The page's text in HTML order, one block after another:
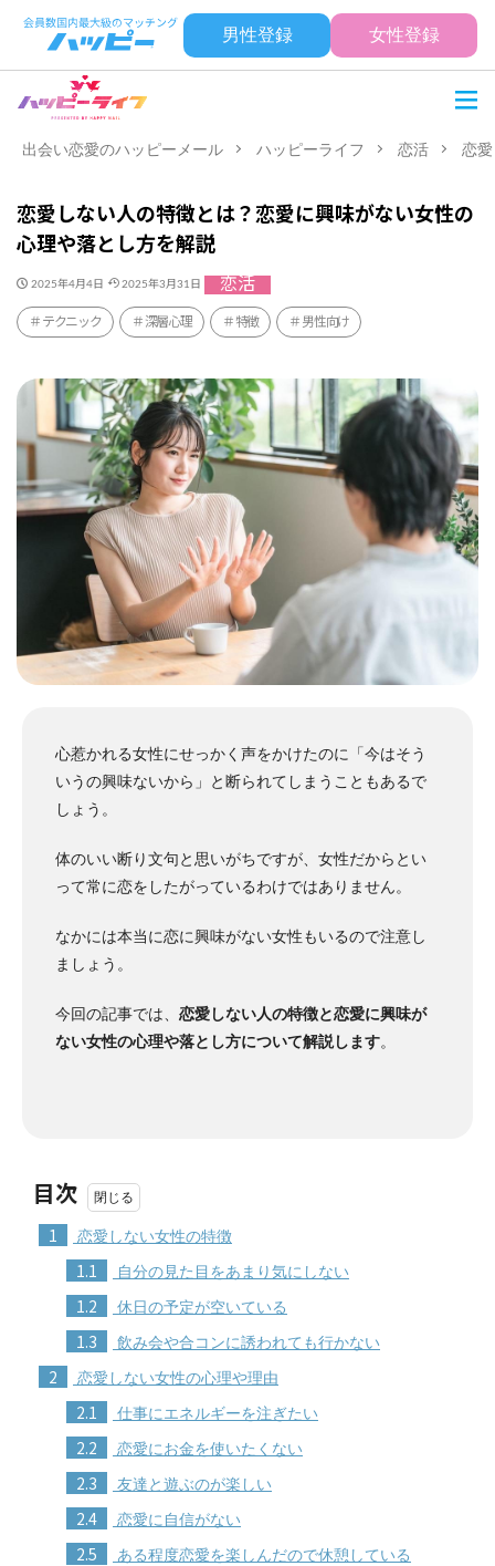
男性登録 女性登録
出会い恋愛のハッピーメール ハッピーライフ 恋活 恋
恋愛しない人の特徴とは？恋愛に興味がない女性の
心理や落とし方を解説
2025年4月4日 2025年3月31日 恋活
テクニック 深層心理 特徴 男性向け
心惹かれる女性にせっかく声をかけたのに「今はそう
いうの興味ないから」と断られてしまうこともあるで
しょう。
体のいい断り文句と思いがちですが、女性だからとい
って常に恋をしたがっているわけではありません。
なかには本当に恋に興味がない女性もいるので注意し
ましょう。
今回の記事では、 恋愛しない人の特徴と恋愛に興味が
ない女性の心理や落とし方について解説します。
目次
1 恋愛しない女性の特徴
1.1 自分の見た目をあまり気にしない
1.2 休日の予定が空いている
1.3 飲み会や合コンに誘われても行かない
2 恋愛しない女性の心理や理由
2.1 仕事にエネルギーを注ぎたい
2.2 恋愛にお金を使いたくない
2.3 友達と遊ぶのが楽しい
2.4 恋愛に自信がない
2.5 ある程度恋愛を楽しんだので休憩している